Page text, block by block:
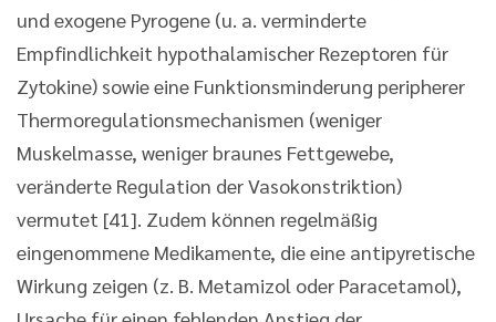
und exogene Pyrogene (u. a. verminderte
Empfindlichkeit hypothalamischer Rezeptoren für
Zytokine) sowie eine Funktionsminderung peripherer
Thermoregulationsmechanismen (weniger
Muskelmasse, weniger braunes Fettgewebe,
veränderte Regulation der Vasokonstriktion)
vermutet [41]. Zudem können regelmäßig
eingenommene Medikamente, die eine antipyretische
Wirkung zeigen (z. B. Metamizol oder Paracetamol),